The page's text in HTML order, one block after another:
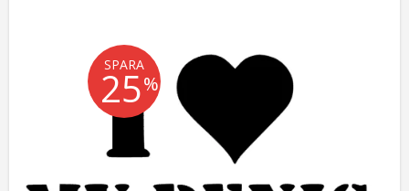
SPARA
25%